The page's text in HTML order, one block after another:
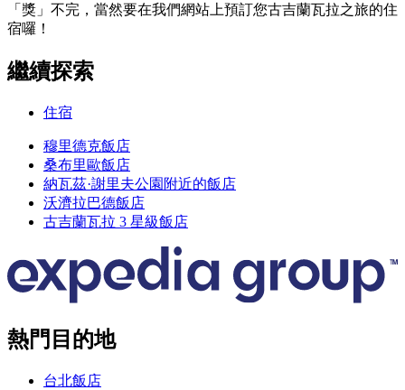
「獎」不完，當然要在我們網站上預訂您古吉蘭瓦拉之旅的住
宿囉！
繼續探索
住宿
穆里德克飯店
桑布里歐飯店
納瓦茲·謝里夫公園附近的飯店
沃濟拉巴德飯店
古吉蘭瓦拉 3 星級飯店
熱門目的地
台北飯店